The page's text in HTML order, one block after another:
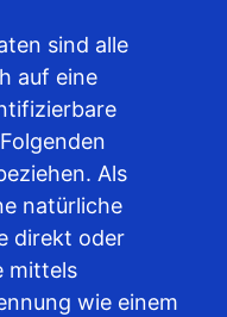
sind alle
auf eine
Als
natürliche
direkt oder
mittels
wie einem